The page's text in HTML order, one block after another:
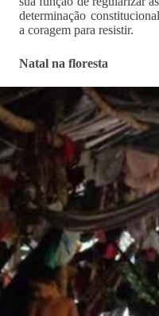
determinação
a coragem para resistir.
Natal na floresta